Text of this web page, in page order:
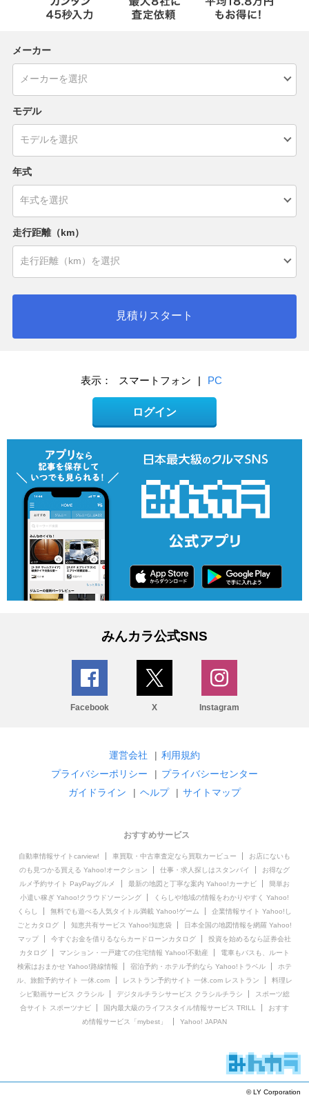
メーカー
モデル
年式
走行距離（km）
見積りスタート
表示： スマートフォン | PC
ログイン
みんカラ公式SNS
Facebook X Instagram
運営会社 | 利用規約
プライバシーポリシー
| プライバシーセンター
ガイドライン
| ヘルプ | サイトマップ
おすすめサービス
自動車情報サイトcarview! 車買取・中古車査定なら買取カービュー
お店にないも
のも見つかる買える Yahoo!オークション
仕事・求人探しはスタンバイ
お得なグ
ルメ予約サイト PayPayグルメ
最新の地図と丁寧な案内 Yahoo!カーナビ
簡単お
小遣い稼ぎ Yahoo!クラウドソーシング
くらしや地域の情報をわかりやすく Yahoo!
くらし
無料でも遊べる人気タイトル満載 Yahoo!ゲーム
企業情報サイト Yahoo!し
ごとカタログ
知恵共有サービス Yahoo!知恵袋
日本全国の地図情報を網羅 Yahoo!
マップ
今すぐお金を借りるならカードローンカタログ
投資を始めるなら証券会社
カタログ
マンション・一戸建ての住宅情報 Yahoo!不動産
電車もバスも、ルート
検索はおまかせ Yahoo!路線情報
宿泊予約・ホテル予約なら Yahoo!トラベル
ホテ
ル、旅館予約サイト 一休.com
レストラン予約サイト 一休.com レストラン
料理レ
シピ動画サービス クラシル
デジタルチラシサービス クラシルチラシ
スポーツ総
合サイト スポーツナビ
国内最大級のライフスタイル情報サービス TRILL
おすす
め情報サービス「mybest」
Yahoo! JAPAN
© LY Corporation